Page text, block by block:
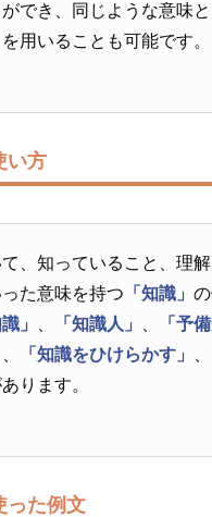
でき、同じような意味
を用いることも可能です。
い方
、知っていること、理
た意味を持つ 「知識」
」 「知識人」 「予
「知識をひけらかす」
ります。
った例文